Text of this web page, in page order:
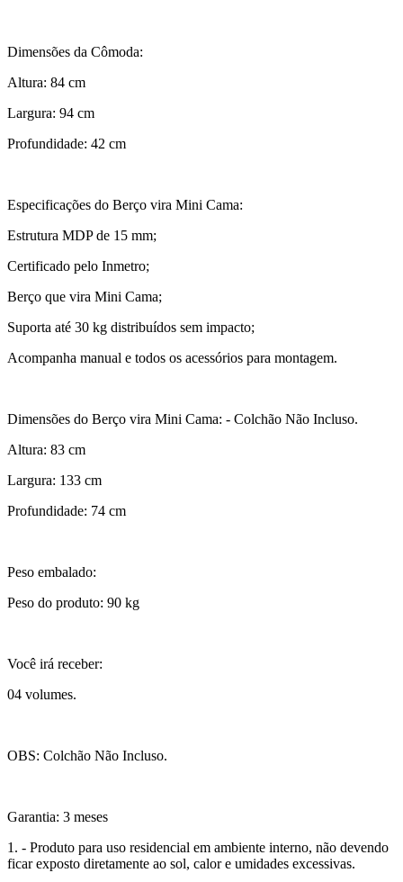
Dimensões da Cômoda:
Altura: 84 cm
Largura: 94 cm
Profundidade: 42 cm
Especificações do Berço vira Mini Cama:
Estrutura MDP de 15 mm;
Certificado pelo Inmetro;
Berço que vira Mini Cama;
Suporta até 30 kg distribuídos sem impacto;
Acompanha manual e todos os acessórios para montagem.
Dimensões do Berço vira Mini Cama: - Colchão Não Incluso.
Altura: 83 cm
Largura: 133 cm
Profundidade: 74 cm
Peso embalado:
Peso do produto: 90 kg
Você irá receber:
04 volumes.
OBS: Colchão Não Incluso.
Garantia: 3 meses
1. - Produto para uso residencial em ambiente interno, não devendo
ficar exposto diretamente ao sol, calor e umidades excessivas.